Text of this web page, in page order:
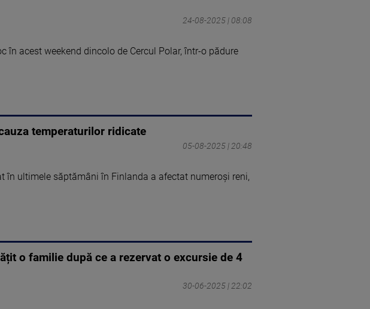
24-08-2025 | 08:08
în acest weekend dincolo de Cercul Polar, într-o pădure
temperaturilor ridicate
05-08-2025 | 20:48
în ultimele săptămâni în Finlanda a afectat numeroşi reni,
o familie după ce a rezervat o excursie de 4
30-06-2025 | 22:02